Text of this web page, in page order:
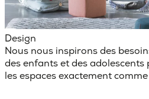
Design
Nous nous inspirons des
des enfants et des
les espaces exactement